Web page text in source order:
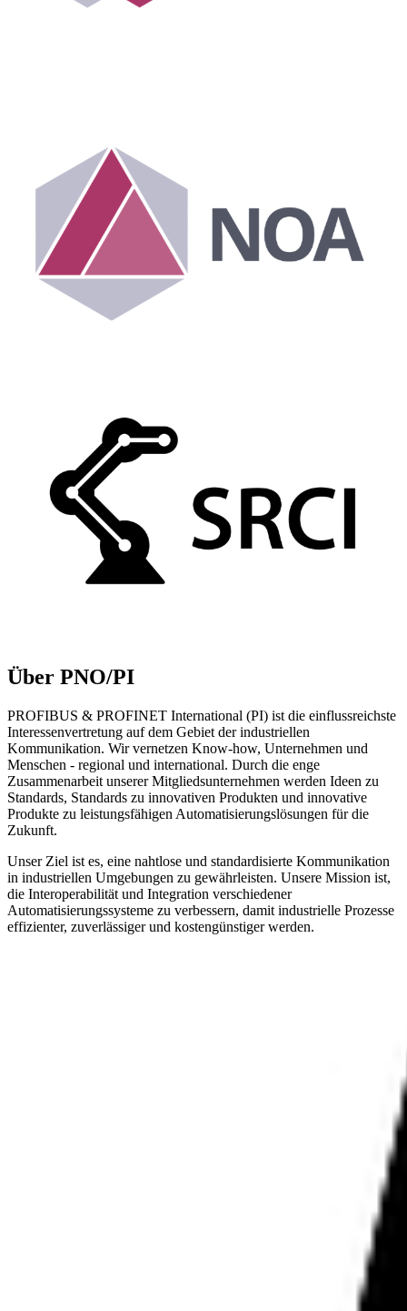
Über PNO/PI
PROFIBUS & PROFINET International (PI) ist die einflussreichste
Interessenvertretung auf dem Gebiet der industriellen
Kommunikation. Wir vernetzen Know-how, Unternehmen und
Menschen - regional und international. Durch die enge
Zusammenarbeit unserer Mitgliedsunternehmen werden Ideen zu
Standards, Standards zu innovativen Produkten und innovative
Produkte zu leistungsfähigen Automatisierungslösungen für die
Zukunft.
Unser Ziel ist es, eine nahtlose und standardisierte Kommunikation
in industriellen Umgebungen zu gewährleisten. Unsere Mission ist,
die Interoperabilität und Integration verschiedener
Automatisierungssysteme zu verbessern, damit industrielle Prozesse
effizienter, zuverlässiger und kostengünstiger werden.